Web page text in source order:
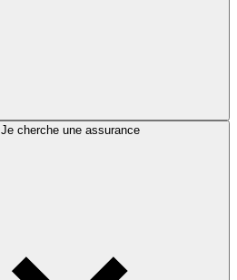
Je cherche une assurance